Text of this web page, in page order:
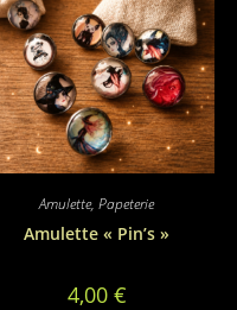
Amulette,Papeterie
Amulette « Pin’s »
4,00 €